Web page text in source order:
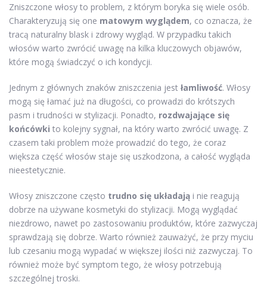
Zniszczone włosy to problem, z którym boryka się wiele osób.
Charakteryzują się one matowym wyglądem, co oznacza, że
tracą naturalny blask i zdrowy wygląd. W przypadku takich
włosów warto zwrócić uwagę na kilka kluczowych objawów,
które mogą świadczyć o ich kondycji.
Jednym z głównych znaków zniszczenia jest łamliwość. Włosy
mogą się łamać już na długości, co prowadzi do krótszych
pasm i trudności w stylizacji. Ponadto, rozdwajające się
końcówki to kolejny sygnał, na który warto zwrócić uwagę. Z
czasem taki problem może prowadzić do tego, że coraz
większa część włosów staje się uszkodzona, a całość wygląda
nieestetycznie.
Włosy zniszczone często trudno się układają i nie reagują
dobrze na używane kosmetyki do stylizacji. Mogą wyglądać
niezdrowo, nawet po zastosowaniu produktów, które zazwyczaj
sprawdzają się dobrze. Warto również zauważyć, że przy myciu
lub czesaniu mogą wypadać w większej ilości niż zazwyczaj. To
również może być symptom tego, że włosy potrzebują
szczególnej troski.